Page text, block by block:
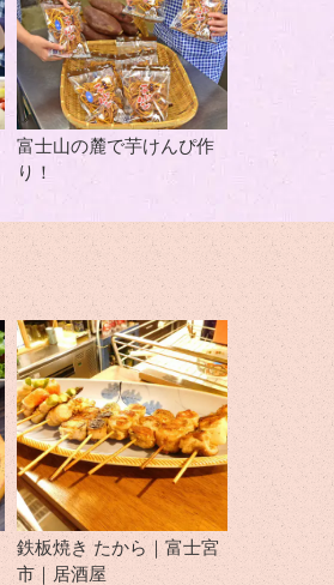
富士山の麓で芋けんぴ作
り！
鉄板焼き たから｜富士宮
市｜居酒屋